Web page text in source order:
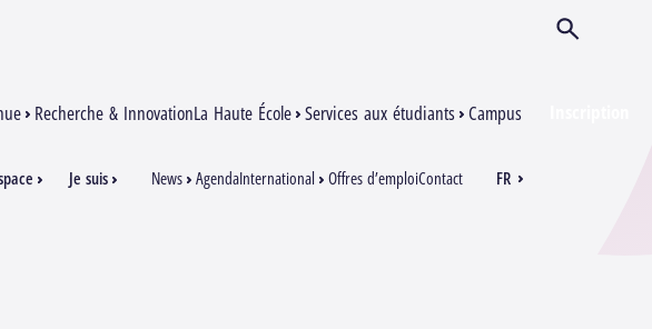
Recherche & InnovationLa Haute École Services aux étudiants Campus
Je suis News AgendaInternational Offres d’emploiContact
FR
Ouvrir/